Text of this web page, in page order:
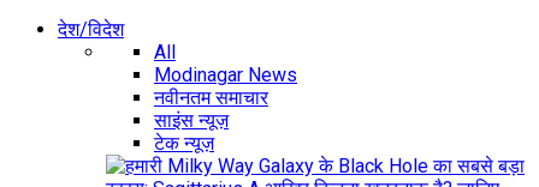
देश/विदेश
All
Modinagar News
नवीनतम समाचार
साइंस न्यूज़
टेक न्यूज़